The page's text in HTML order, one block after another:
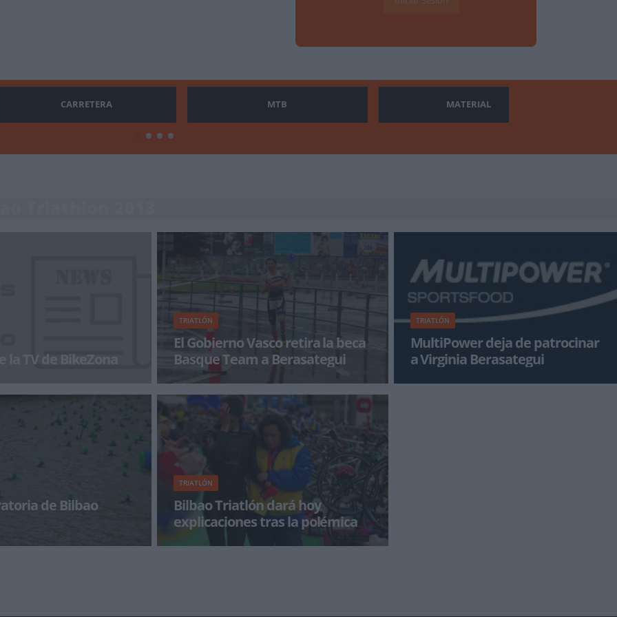
CARRETERA MTB MATERIAL
la TV de BikeZona
TRIATLÓN
El Gobierno Vasco retira la beca
Basque Team a Berasategui
La Dirección de Juventud y Deporte del
Gobierno Vasco ha emitido un comunicado
informando de que Virginia Berasat
TRIATLÓN
MultiPower deja de patrocinar
a Virginia Berasategui
Multipower es una marca de nutrición
de Bilbao
la extensa nota
TRIATLÓN
Bilbao Triatlón dará hoy
explicaciones tras la polémica
Tras una nueva edición del Bilbao Triatlón llegó